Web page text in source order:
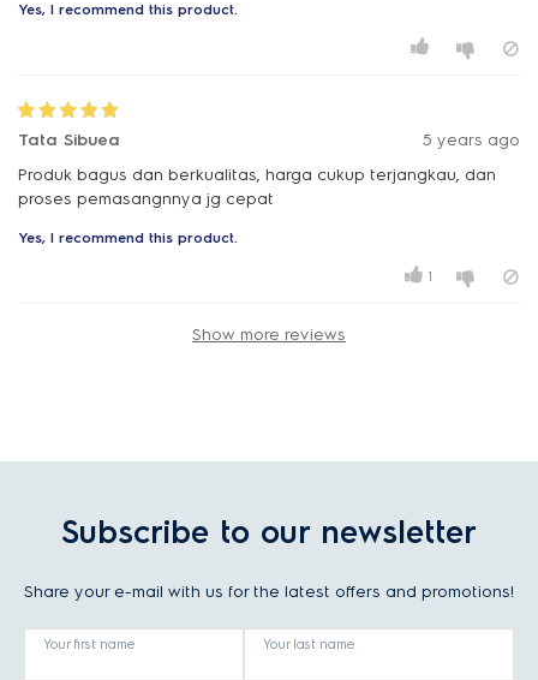
Yes, I recommend this product.
Tata Sibuea
5 years ago
Produk bagus dan berkualitas, harga cukup terjangkau, dan
proses pemasangnnya jg cepat
Yes, I recommend this product.
1
Show more reviews
Subscribe to our newsletter
Share your e-mail with us for the latest offers and promotions!
Your first name Your last name